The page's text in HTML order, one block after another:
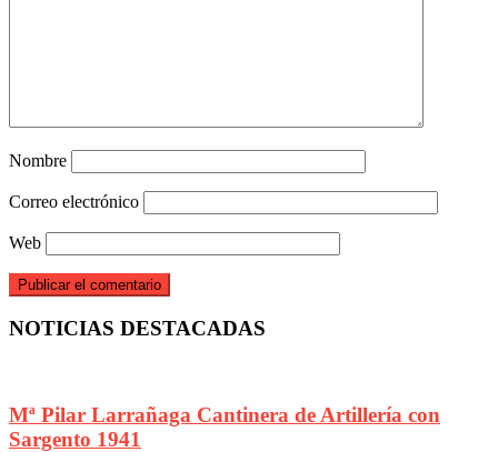
Nombre
Correo electrónico
Web
NOTICIAS DESTACADAS
Mª Pilar Larrañaga Cantinera de Artillería con
Sargento 1941